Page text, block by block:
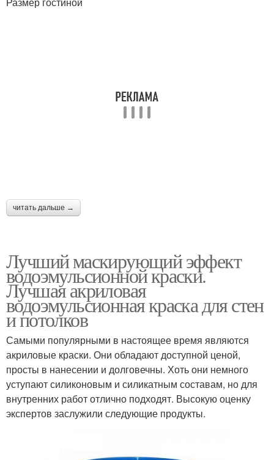
читать дальше →
Лучший маскирующий эффект
водоэмульсионной краски.
Лучшая акриловая
водоэмульсионная краска для стен
и потолков
Самыми популярными в настоящее время являются
акриловые краски. Они обладают доступной ценой,
просты в нанесении и долговечны. Хоть они немного
уступают силиконовым и силикатным составам, но для
внутренних работ отлично подходят. Высокую оценку
экспертов заслужили следующие продукты.